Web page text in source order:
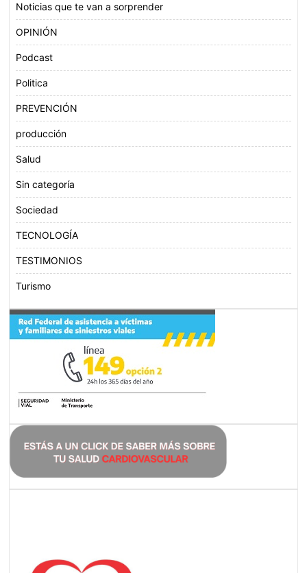
Noticias que te van a sorprender
OPINIÓN
Podcast
Politica
PREVENCIÓN
producción
Salud
Sin categoría
Sociedad
TECNOLOGÍA
TESTIMONIOS
Turismo